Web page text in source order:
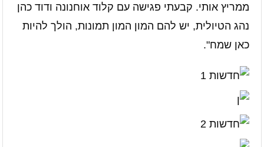
ממריץ אותי. קבעתי פגישה עם קלוד אוחנונה ודוד כהן
נהג הטיולית, יש להם המון המון תמונות, הולך להיות
כאן שמח".